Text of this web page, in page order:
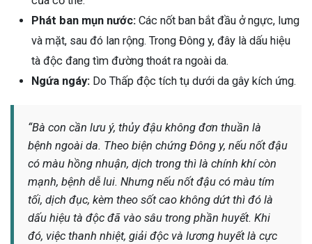
Sau Sinh Có Tự Khỏi
Thông Tin Cần Biết
sau sinh là tình trạng viêm da
phổ biến, khiến đôi bàn tay,
của chị em trở nên khô...
Phát ban mụn nước: Các nốt ban bắt đầu ở ngực, lưng
và mặt, sau đó lan rộng. Trong Đông y, đây là dấu hiệu
tà độc đang tìm đường thoát ra ngoài da.
Ngứa ngáy: Do Thấp độc tích tụ dưới da gây kích ứng.
“Bà con cần lưu ý, thủy đậu không đơn thuần là
bệnh ngoài da. Theo biện chứng Đông y, nếu nốt đậu
có màu hồng nhuận, dịch trong thì là chính khí còn
mạnh, bệnh dễ lui. Nhưng nếu nốt đậu có màu tím
tối, dịch đục, kèm theo sốt cao không dứt thì đó là
dấu hiệu tà độc đã vào sâu trong phần huyết. Khi
đó, việc thanh nhiệt, giải độc và lương huyết là cực